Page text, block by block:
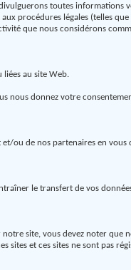
toutes
procédures légales (telles
que nous considérons
au site Web.
nous donnez votre
ou de nos partenaires en
le transfert de vos
site, vous devez noter
et ces sites ne sont pas